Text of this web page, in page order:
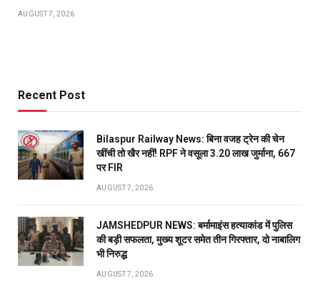
AUGUST 7, 2026
Recent Post
Bilaspur Railway News: बिना वजह ट्रेन की चेन
खींची तो खैर नहीं! RPF ने वसूला 3.20 लाख जुर्माना, 667
पर FIR
AUGUST 7, 2026
JAMSHEDPUR NEWS: बर्मामाइंस हत्याकांड में पुलिस
की बड़ी सफलता, मुख्य शूटर समेत तीन गिरफ्तार, दो नाबालिग
भी निरुद्ध
AUGUST 7, 2026